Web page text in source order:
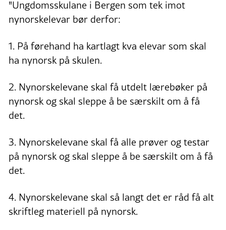
"Ungdomsskulane i Bergen som tek imot
nynorskelevar bør derfor:
1. På førehand ha kartlagt kva elevar som skal
ha nynorsk på skulen.
2. Nynorskelevane skal få utdelt lærebøker på
nynorsk og skal sleppe å be særskilt om å få
det.
3. Nynorskelevane skal få alle prøver og testar
på nynorsk og skal sleppe å be særskilt om å få
det.
4. Nynorskelevane skal så langt det er råd få alt
skriftleg materiell på nynorsk.